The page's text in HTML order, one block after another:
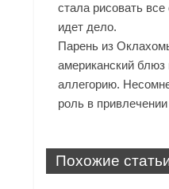
стала рисовать
идет дело.
Парень из
американский блюз
аллегорию.
роль в
Похожие